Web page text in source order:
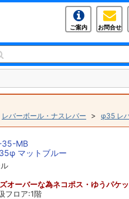
ご案内 お問合せ
レバーボール・ナスレバー > φ35 レ
MB
マットブルー
オーバーな為ネコポス・ゆうパケッ
フロア:1階